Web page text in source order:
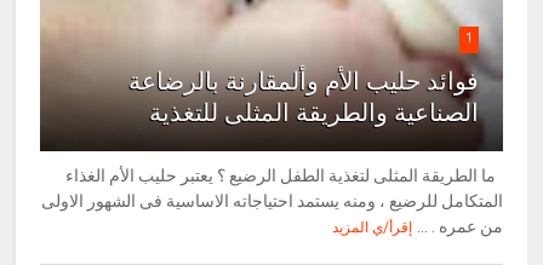
1
فوائد حليب الأم وألمقارنة بالرضاعة
الصناعية والطريقة المثلى للتغذية
ما الطريقة المثلى لتغذية الطفل الرضيع ؟ يعتبر حليب الأم الغذاء
المتكامل للرضيع ، ومنه يستمد احتياجاته الاساسية فى الشهور الاولى
من عمره . ...
إقرأ/ي المزيد